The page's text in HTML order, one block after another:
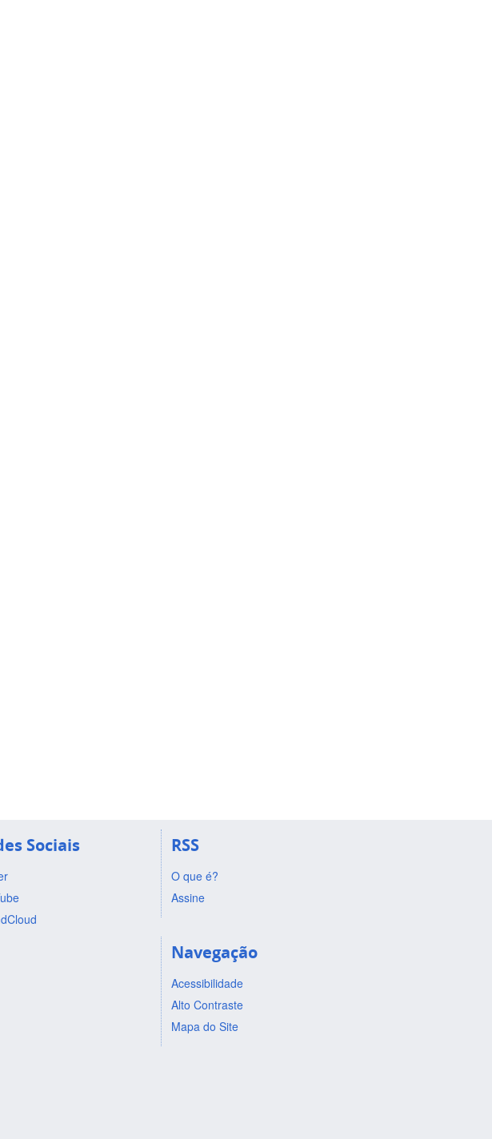
Sociais RSS
O que é?
Assine
Navegação
Acessibilidade
Alto Contraste
Mapa do Site